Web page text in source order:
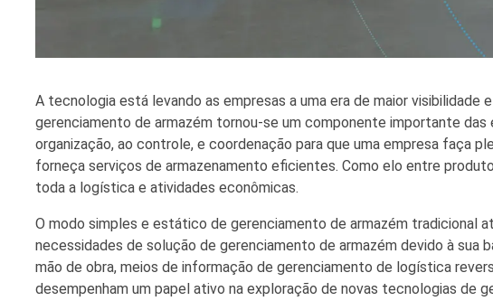
A tecnologia está levando as empresas a uma era de maior visibilidade
gerenciamento de armazém tornou-se um componente importante das
organização, ao controle, e coordenação para que uma empresa faça
forneça serviços de armazenamento eficientes. Como elo entre
toda a logística e atividades econômicas.
O modo simples e estático de gerenciamento de armazém tradicional
necessidades de solução de gerenciamento de armazém devido à sua
mão de obra, meios de informação de gerenciamento de logística
desempenham um papel ativo na exploração de novas tecnologias de